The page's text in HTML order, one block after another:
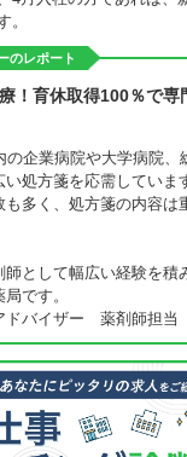
。
のレポート
！育休取得100％で専
の企業病院や大学病院、
い処方箋を応需していま
も多く、処方箋の内容は
師として幅広い経験を積
です。
ドバイザー 薬剤師担当